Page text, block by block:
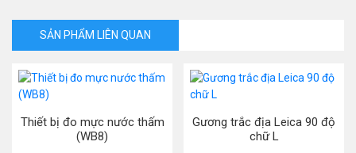
SẢN PHẨM LIÊN QUAN
Thiết bị đo mực nước thấm
(WB8)
Gương trắc địa Leica 90 độ
chữ L